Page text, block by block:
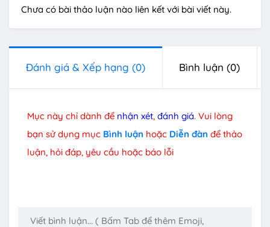
Chưa có bài thảo luận nào liên kết với bài viết này.
Đánh giá & Xếp hạng (0) Bình luận (0)
Mục này chỉ dành để nhận xét, đánh giá. Vui lòng
bạn sử dụng mục Bình luận hoặc Diễn đàn để thảo
luận, hỏi đáp, yêu cầu hoặc báo lỗi